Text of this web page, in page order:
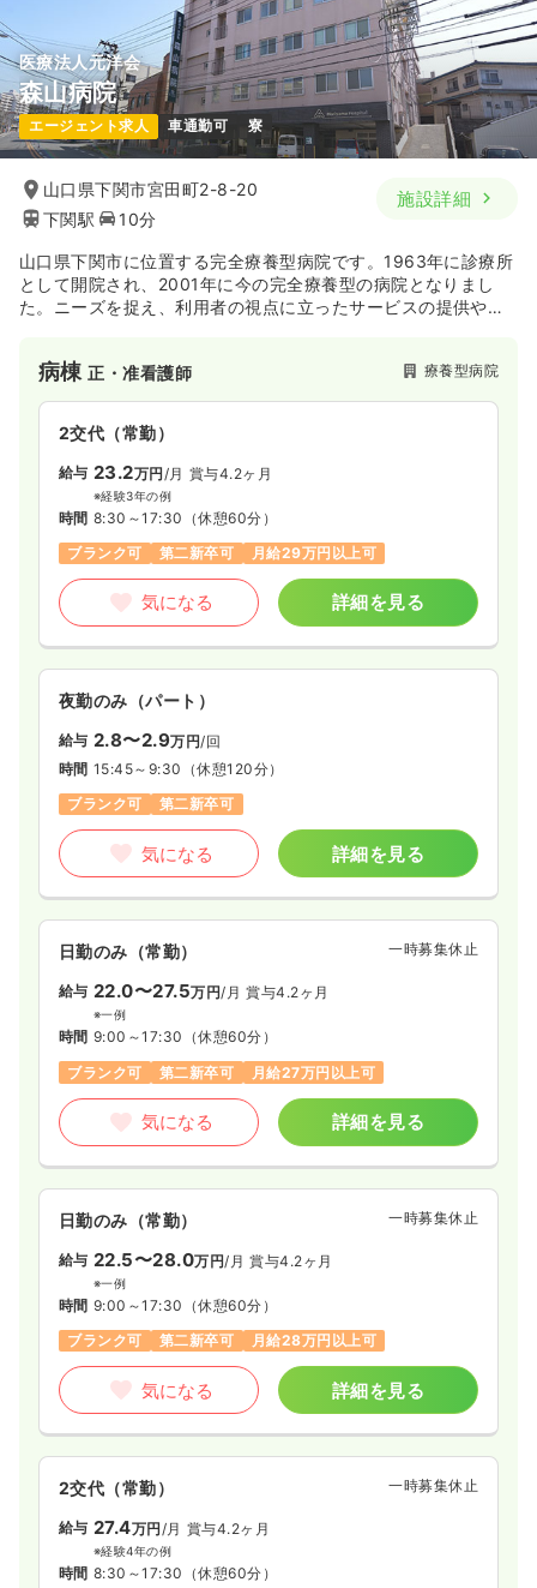
医療法人元洋会
森山病院
エージェント求人 車通勤可 寮
山口県下関市宮田町2-8-20
下関駅
10分
施設詳細
山口県下関市に位置する完全療養型病院です。1963年に診療所
として開院され、2001年に今の完全療養型の病院となりまし
た。ニーズを捉え、利用者の視点に立ったサービスの提供や、
病棟正・准看護師 療養型病院
2交代（常勤）
給与 23.2万円 /月 賞与4.2ヶ月
※経験3年の例
時間 8:30～17:30 （休憩60分）
ブランク可
第二新卒可 月給29万円以上可
気になる 詳細を見る
夜勤のみ（パート）
給与 2.8〜2.9万円/回
時間 15:45～9:30 （休憩120分）
ブランク可
第二新卒可
気になる 詳細を見る
日勤のみ（常勤） 一時募集休止
給与 22.0〜27.5万円/月 賞与4.2ヶ月
※一例
時間 9:00～17:30 （休憩60分）
ブランク可
第二新卒可 月給27万円以上可
気になる 詳細を見る
日勤のみ（常勤） 一時募集休止
給与 22.5〜28.0万円/月 賞与4.2ヶ月
※一例
時間 9:00～17:30 （休憩60分）
ブランク可
第二新卒可 月給28万円以上可
気になる 詳細を見る
2交代（常勤） 一時募集休止
給与 27.4万円/月 賞与4.2ヶ月
※経験4年の例
時間 8:30～17:30 （休憩60分）